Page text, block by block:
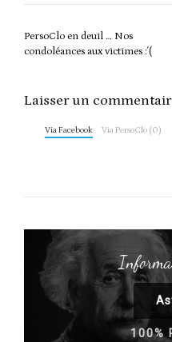
Post
navigation
PersoClo en deuil … Nos
condoléances aux victimes :'(
Laisser un
Via Facebook Via PersoClo (0)
100%